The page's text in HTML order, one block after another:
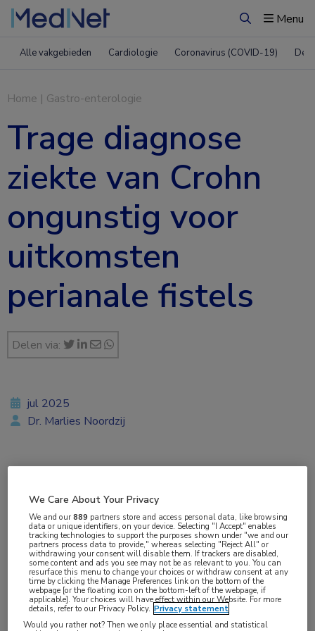
ZoekenMenu
Alle vakgebieden Cardiologie Coronavirus (COVID-19)
Home | Gastro-enterologie
Trage diagnose
ziekte van Crohn
ongunstig voor
uitkomsten
perianale fistels
Delen via:
jul 2025
Dr. Marlies Noordzij
Gastro-enterologie
Aandachtsgebieden:
IBD
Tags:
fistels,ziekte van Crohn
We Care About Your Privacy
We and our889 partners store and access personal data, like browsing
data or unique identifiers, on your device. Selecting "I Accept" enables
tracking technologies to support the purposes shown under "we and our
partners process data to provide," whereas selecting "Reject All" or
withdrawing your consent will disable them. If trackers are disabled,
some content and ads you see may not be as relevant to you. You can
resurface this menu to change your choices or withdraw consent at any
time by clicking the Manage Preferences link on the bottom of the
webpage [or the floating icon on the bottom-left of the webpage, if
applicable]. Your choices will have effect within our Website. For more
details, refer to our Privacy Policy. Privacy statement
Would you rather not? Then we only place essential and statistical